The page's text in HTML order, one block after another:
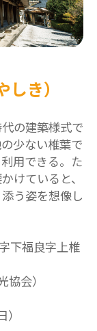
き）
の建築様式で
少ない椎葉で
用できる。た
けていると、
う姿を想像し
下福良字上椎
会）